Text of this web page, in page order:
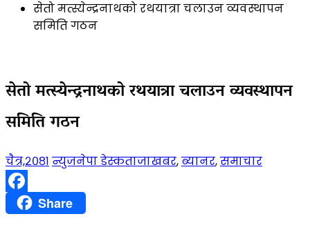
सेतो मत्स्येन्द्रनाथको रथयात्रा चलाउन व्यवस्थापन
समिति गठन
सेतो मत्स्येन्द्रनाथको रथयात्रा चलाउन व्यवस्थापन
समिति गठन
चैत्र,२०८१ न्युजनेपा डेस्कताजाखबर,ब्यानर,समाचार
FacebookShare